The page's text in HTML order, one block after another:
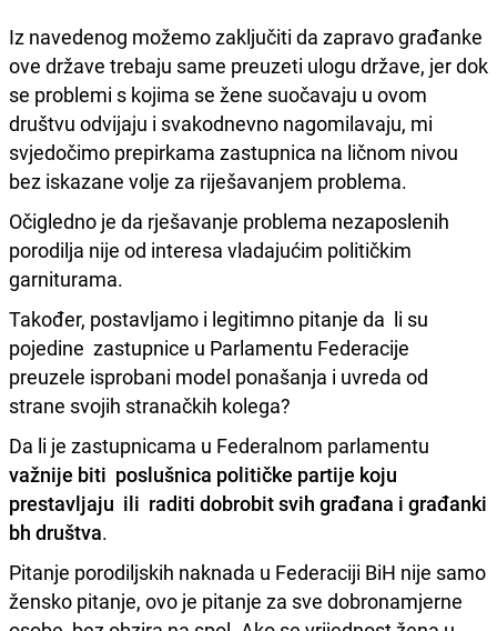
Iz navedenog možemo zaključiti da zapravo građanke
ove države trebaju same preuzeti ulogu države, jer dok
se problemi s kojima se žene suočavaju u ovom
društvu odvijaju i svakodnevno nagomilavaju, mi
svjedočimo prepirkama zastupnica na ličnom nivou
bez iskazane volje za riješavanjem problema.
Očigledno je da rješavanje problema nezaposlenih
porodilja nije od interesa vladajućim političkim
garniturama.
Također, postavljamo i legitimno pitanje da li su
pojedine zastupnice u Parlamentu Federacije
preuzele isprobani model ponašanja i uvreda od
strane svojih stranačkih kolega?
Da li je zastupnicama u Federalnom parlamentu
važnije biti poslušnica političke partije koju
prestavljaju ili raditi dobrobit svih građana i građanki
bh društva.
Pitanje porodiljskih naknada u Federaciji BiH nije samo
žensko pitanje, ovo je pitanje za sve dobronamjerne